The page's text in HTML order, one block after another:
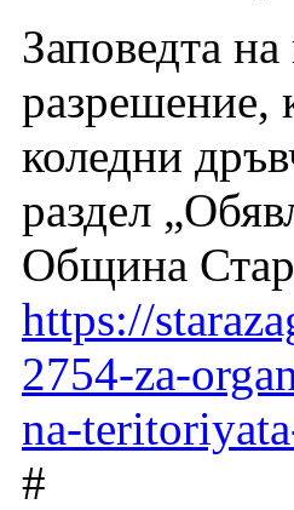
Заповедта
разрешение,
коледни
раздел
Община
https://
2754-za-
na-
#